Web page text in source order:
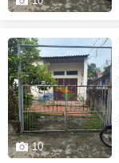
10